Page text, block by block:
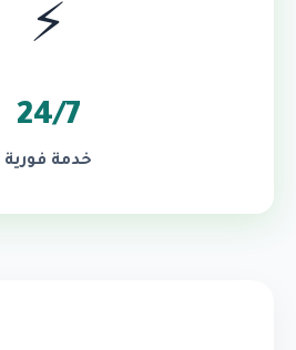
⚡
24/7
خدمة فورية